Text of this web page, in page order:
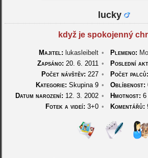
lucky
když je spokojenný
Majitel: lukasleibelt • Plemeno:
Zapsáno: 20. 6. 2011 • Poslední
Počet návštěv: 227 • Počet palců:
Kategorie: Skupina 9 • Oblíbenost:
Datum narození: 12. 3. 2002 • Hmotnost: 6
Fotek a videí: 3+0 • Komentářů: